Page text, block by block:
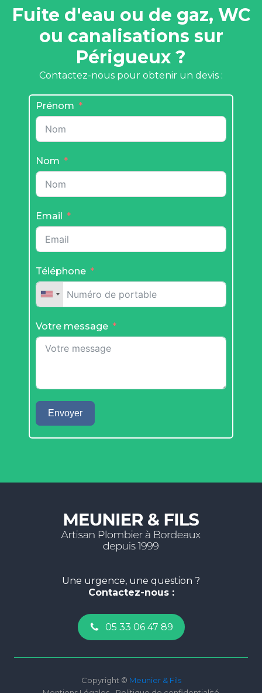
Fuite d'eau ou de gaz, WC
ou canalisations sur
Périgueux ?
Contactez-nous pour obtenir un devis :
Prénom
Nom
Email
Téléphone
Votre message
Envoyer
Une urgence, une question ?
Contactez-nous :
05 33 06 47 89
Copyright © Meunier & Fils